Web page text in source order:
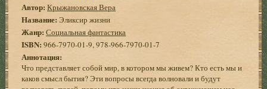
Автор: Крыжановская Вера
Название: Эликсир жизни
Жанр: Социальная фантастика
ISBN: 966-7970-01-9, 978-966-7970-01-7
Аннотация:
Что представляет собой мир, в котором мы живем? Кто есть мы и
каков смысл бытия? Эти вопросы всегда волновали и будут